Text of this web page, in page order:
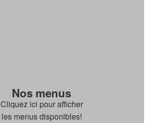
Nos menus
Cliquez ici pour afficher
les menus disponibles!